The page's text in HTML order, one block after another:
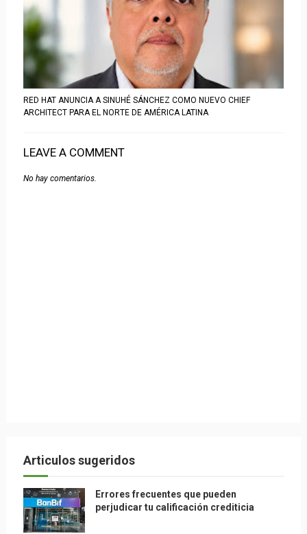
RED HAT ANUNCIA A SINUHÉ SÁNCHEZ COMO NUEVO CHIEF
ARCHITECT PARA EL NORTE DE AMÉRICA LATINA
LEAVE A COMMENT
No hay comentarios.
Articulos sugeridos
Errores frecuentes que pueden
perjudicar tu calificación crediticia